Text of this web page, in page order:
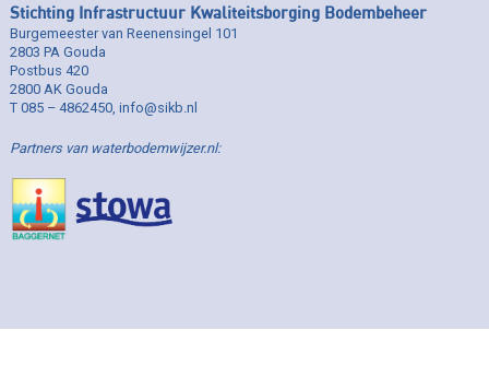
Stichting Infrastructuur Kwaliteitsborging Bodembeheer
Burgemeester van Reenensingel 101
2803 PA Gouda
Postbus 420
2800 AK Gouda
T 085 – 4862450, info@sikb.nl
Partners van waterbodemwijzer.nl: